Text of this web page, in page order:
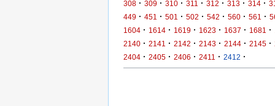
308 · 309 · 310 · 311 · 312 · 313 · 314 ·
449 · 451 · 501 · 502 · 542 · 560 · 561 ·
1604 · 1614 · 1619 · 1623 · 1637 · 1681 ·
2140 · 2141 · 2142 · 2143 · 2144 · 2145 ·
2404 · 2405 · 2406 · 2411 · 2412 ·